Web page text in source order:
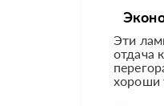
Эти
отдача
хороши